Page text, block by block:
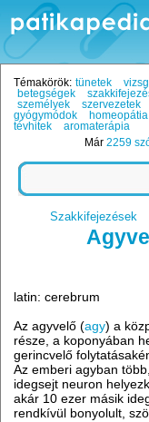
Témakörök: tünetek
betegségek
személyek
szervezetek
gyógymódok
homeopátia
tévhitek
aromaterápia
Már2259
Szakkifejezések
latin: cerebrum
Az agyvelő (agy) a
része, a koponyában
gerincvelő
Az emberi agyban
idegsejt neuron
akár 10 ezer másik
rendkívül bonyolult,